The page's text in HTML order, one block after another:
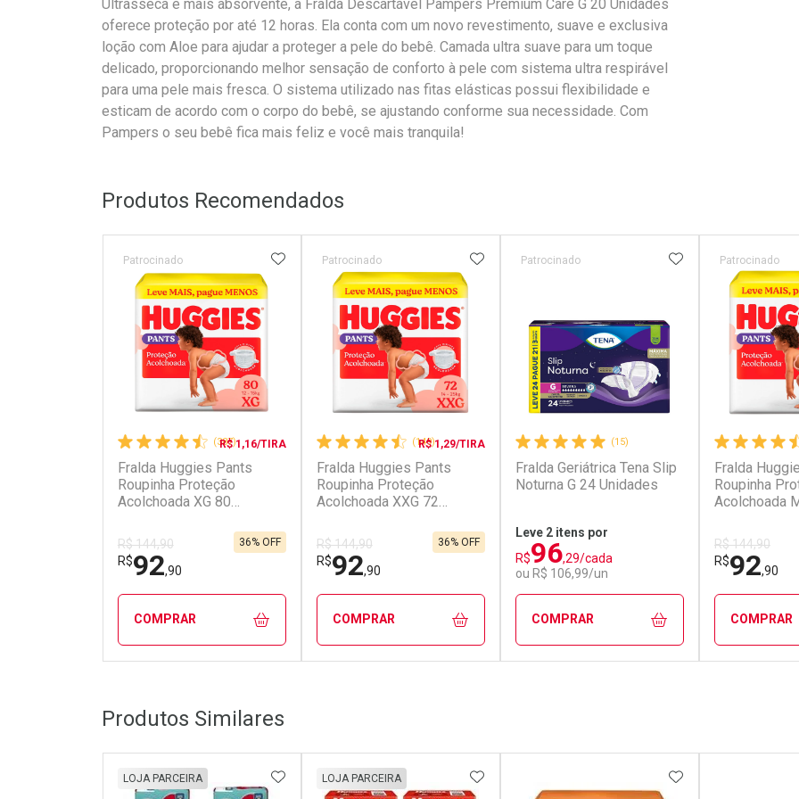
Ultrasseca e mais absorvente, a Fralda Descartável Pampers Premium Care G 20 Unidades
oferece proteção por até 12 horas. Ela conta com um novo revestimento, suave e exclusiva
loção com Aloe para ajudar a proteger a pele do bebê. Camada ultra suave para um toque
delicado, proporcionando melhor sensação de conforto à pele com sistema ultra respirável
para uma pele mais fresca. O sistema utilizado nas fitas elásticas possui flexibilidade e
esticam de acordo com o corpo do bebê, se ajustando conforme sua necessidade. Com
Pampers o seu bebê fica mais feliz e você mais tranquila!
Produtos Recomendados
(387)
R$ 1,16/TIRA
Fralda Huggies Pants
Roupinha Proteção
Acolchoada XG 80
Patrocinado
R$ 144,90
R$92,90
36% OFF
ADICIONAR AOS FAVORITOS
COMPRAR
Laboratório
Por Menos
(149)
R$ 1,29/TIRA
Fralda Huggies Pants
Roupinha Proteção
Acolchoada XXG 72
Patrocinado
R$ 144,90
R$92,90
36% OFF
ADICIONAR AOS FAVORITOS
COMPRAR
(15)
Fralda Geriátrica Tena Slip
Noturna G 24 Unidades
Patrocinado
Leve 2 itens por
R$96,29/cada
ou R$ 106,99/un
ADICIONAR AOS
COMPRAR
Fralda
Roupinha
Acolchoada
Patrocinado
R$ 144,90
R$92,90
COMPRAR
Produtos Similares
LOJA PARCEIRA ADICIONAR AOS FAVORITOS
LOJA PARCEIRA ADICIONAR AOS FAVORITOSADICIONAR AOS